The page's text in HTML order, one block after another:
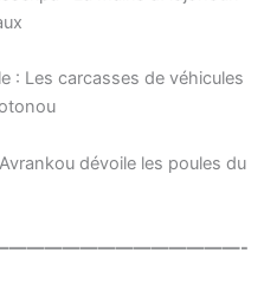
: Les carcasses de véhicules
dévoile les poules du